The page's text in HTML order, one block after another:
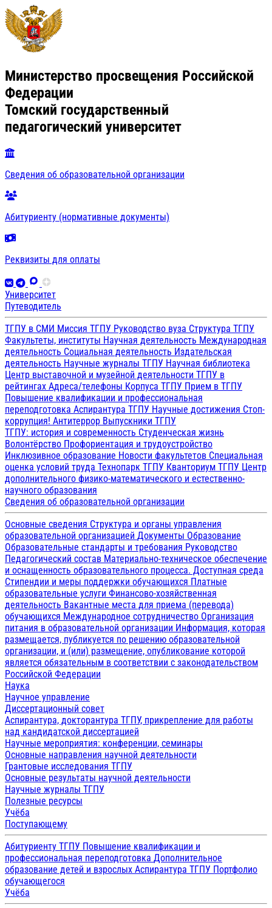
Министерство просвещения Российской
Федерации
Томский государственный
педагогический университет
Сведения об образовательной организации
Абитуриенту (нормативные документы)
Реквизиты для оплаты
Университет
Путеводитель
ТГПУ в СМИ Миссия ТГПУ Руководство вуза Структура ТГПУ
Факультеты, институты Научная деятельность Международная
деятельность Социальная деятельность Издательская
деятельность Научные журналы ТГПУ Научная библиотека
Центр выставочной и музейной деятельности ТГПУ в
рейтингах Адреса/телефоны Корпуса ТГПУ Прием в ТГПУ
Повышение квалификации и профессиональная
переподготовка Аспирантура ТГПУ Научные достижения Стоп-
коррупция! Антитеррор Выпускники ТГПУ
ТГПУ: история и современность Студенческая жизнь
Волонтёрство Профориентация и трудоустройство
Инклюзивное образование Новости факультетов Специальная
оценка условий труда Технопарк ТГПУ Кванториум ТГПУ Центр
дополнительного физико-математического и естественно-
научного образования
Сведения об образовательной организации
Основные сведения Структура и органы управления
образовательной организацией Документы Образование
Образовательные стандарты и требования Руководство
Педагогический состав Материально-техническое обеспечение
и оснащенность образовательного процесса. Доступная среда
Стипендии и меры поддержки обучающихся Платные
образовательные услуги Финансово-хозяйственная
деятельность Вакантные места для приема (перевода)
обучающихся Международное сотрудничество Организация
питания в образовательной организации Информация, которая
размещается, публикуется по решению образовательной
организации, и (или) размещение, опубликование которой
является обязательным в соответствии с законодательством
Российской Федерации
Наука
Научное управление
Диссертационный совет
Аспирантура, докторантура ТГПУ, прикрепление для работы
над кандидатской диссертацией
Научные мероприятия: конференции, семинары
Основные направления научной деятельности
Грантовые исследования ТГПУ
Основные результаты научной деятельности
Научные журналы ТГПУ
Полезные ресурсы
Учёба
Поступающему
Абитуриенту ТГПУ Повышение квалификации и
профессиональная переподготовка Дополнительное
образование детей и взрослых Аспирантура ТГПУ Портфолио
обучающегося
Учёба